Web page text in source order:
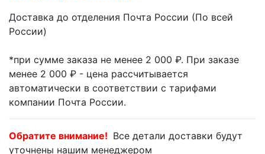
Доставка до отделения Почта России (По всей
России)
*при сумме заказа не менее 2 000 ₽. При заказе
менее 2 000 ₽ - цена рассчитывается
автоматически в соответствии с тарифами
компании Почта России.
Обратите внимание! Все детали доставки будут
уточнены нашим менеджером